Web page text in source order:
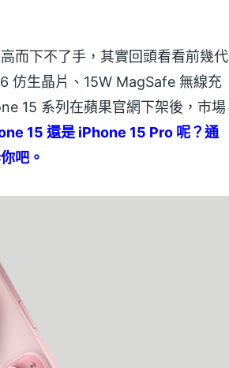
而下不了手，其實回頭看看前幾代
仿生晶片、15W MagSafe 無線充
15 系列在蘋果官網下架後，市場
15 還是 iPhone 15 Pro 呢？通
吧。